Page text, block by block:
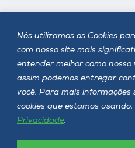
Nós utilizamos os Cookies
com nosso site mais
entender melhor como
assim podemos entregar
você. Para mais
cookies que estamos usando,
Privacidade.
Siga a Unoesc